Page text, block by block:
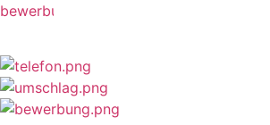
bewerbung@stb-becker-zeiler.de